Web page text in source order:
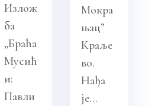
Излож
ба
„Браћа
Мусић
и:
Павли
Мокра
њац”
Краље
во.
Нађа
је...